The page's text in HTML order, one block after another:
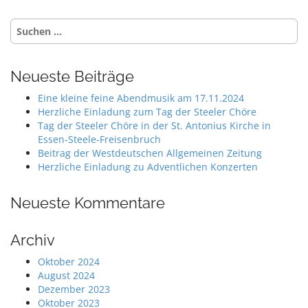
a
v
g
a
Suche
nach:
Neueste Beiträge
Eine kleine feine Abendmusik am 17.11.2024
Herzliche Einladung zum Tag der Steeler Chöre
Tag der Steeler Chöre in der St. Antonius Kirche in
Essen-Steele-Freisenbruch
Beitrag der Westdeutschen Allgemeinen Zeitung
Herzliche Einladung zu Adventlichen Konzerten
Neueste Kommentare
Archiv
Oktober 2024
August 2024
Dezember 2023
Oktober 2023